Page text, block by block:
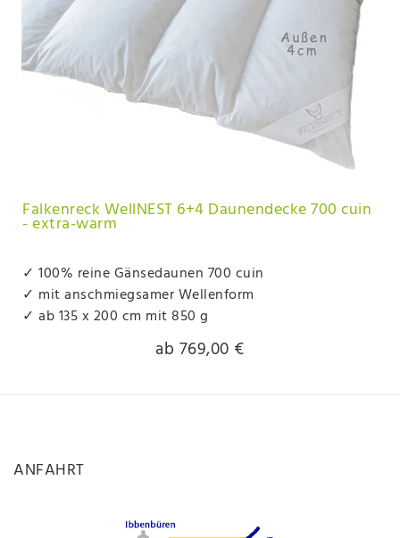
Falkenreck WellNEST 6+4 Daunendecke 700 cuin
- extra-warm
✓ 100% reine Gänsedaunen 700 cuin
✓ mit anschmiegsamer Wellenform
✓ ab 135 x 200 cm mit 850 g
ab 769,00 €
ANFAHRT